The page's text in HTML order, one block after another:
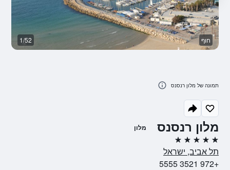
מלון רנסנס מלון
5 כוכבים
תל אביב, ישראל
+972 3521 5555
חוף 1/52
תמונה של מלון רנסנס